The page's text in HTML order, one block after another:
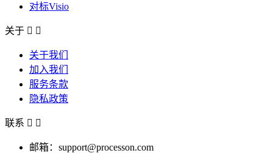
对标Visio
关于  
关于我们
加入我们
服务条款
隐私政策
联系  
邮箱：support@processon.com